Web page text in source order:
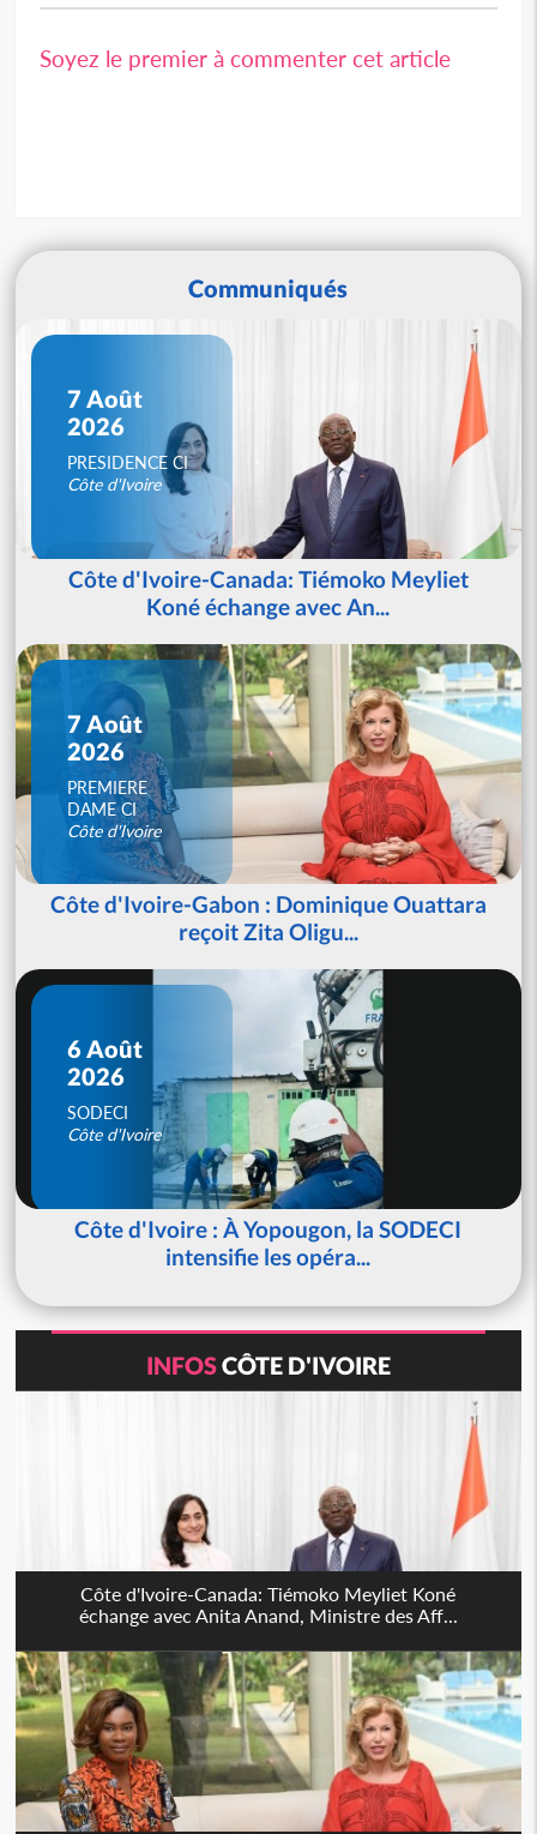
Soyez le premier à commenter cet article
Communiqués
7 Août
2026
PRESIDENCE CI
Côte d'Ivoire
Côte d'Ivoire-Canada: Tiémoko Meyliet
Koné échange avec An...
7 Août
2026
PREMIERE
DAME CI
Côte d'Ivoire
Côte d'Ivoire-Gabon : Dominique Ouattara
reçoit Zita Oligu...
6 Août
2026
SODECI
Côte d'Ivoire
Côte d'Ivoire : À Yopougon, la SODECI
intensifie les opéra...
INFOSCÔTE D'IVOIRE
Côte d'Ivoire-Canada: Tiémoko Meyliet Koné
échange avec Anita Anand, Ministre des Aff...